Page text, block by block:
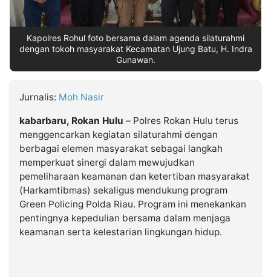
Kabarbaru.co
2026
Kabarbaru
Media
Holding
Kapolres Rohul foto bersama dalam agenda silaturahmi
dengan tokoh masyarakat Kecamatan Ujung Batu, H. Indra
Gunawan.
Jurnalis: Moh Nasir
kabarbaru, Rokan Hulu – Polres Rokan Hulu terus
menggencarkan kegiatan silaturahmi dengan
berbagai elemen masyarakat sebagai langkah
memperkuat sinergi dalam mewujudkan
pemeliharaan keamanan dan ketertiban masyarakat
(Harkamtibmas) sekaligus mendukung program
Green Policing Polda Riau. Program ini menekankan
pentingnya kepedulian bersama dalam menjaga
keamanan serta kelestarian lingkungan hidup.